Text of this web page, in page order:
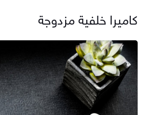
كاميرا خلفية مزدوجة